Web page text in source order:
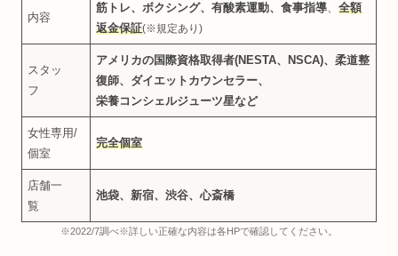
内容
筋トレ、ボクシング、有酸素運動、食事指導、全額
返金保証(※規定あり)
スタッ
フ
アメリカの国際資格取得者(NESTA、NSCA)、柔道整
復師、ダイエットカウンセラー、
栄養コンシェルジューツ星など
女性専用/
個室
完全個室
店舗一
覧
池袋、新宿、渋谷、心斎橋
※2022/7調べ※詳しい正確な内容は各HPで確認してください。